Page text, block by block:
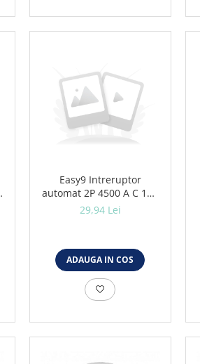
Easy9 Intreruptor
automat 2P 4500 A C 10A
EZ9F32210
29,94 Lei
ADAUGA IN COS